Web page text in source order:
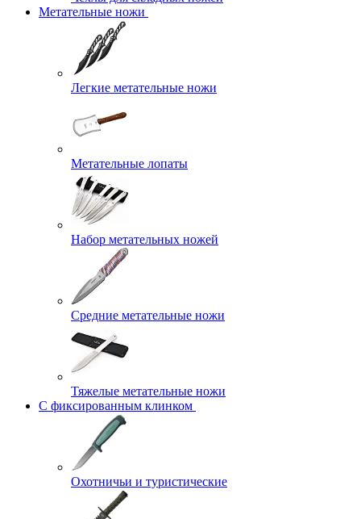
Метательные ножи
Легкие метательные ножи
Метательные лопаты
Набор метательных ножей
Средние метательные ножи
Тяжелые метательные ножи
С фиксированным клинком
Охотничьи и туристические